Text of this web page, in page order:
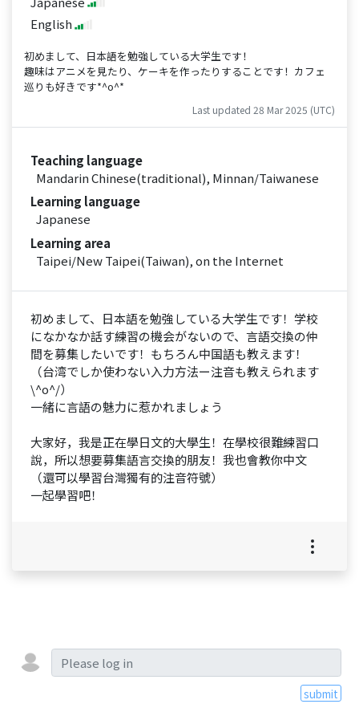
English
初めまして、日本語を勉強している大学生です！
趣味はアニメを見たり、ケーキを作ったりすることです！カフェ
巡りも好きです*^o^*
Last updated 28 Mar 2025 (UTC)
Teaching language
Mandarin Chinese(traditional), Minnan/Taiwanese
Learning language
Japanese
Learning area
Taipei/New Taipei(Taiwan), on the Internet
初めまして、日本語を勉強している大学生です！学校
になかなか話す練習の機会がないので、言語交換の仲
間を募集したいです！もちろん中国語も教えます！
（台湾でしか使わない入力方法ー注音も教えられます
\^o^/）
一緒に言語の魅力に惹かれましょう
大家好，我是正在學日文的大學生！在學校很難練習口
說，所以想要募集語言交換的朋友！我也會教你中文
（還可以學習台灣獨有的注音符號）
一起學習吧！
submit